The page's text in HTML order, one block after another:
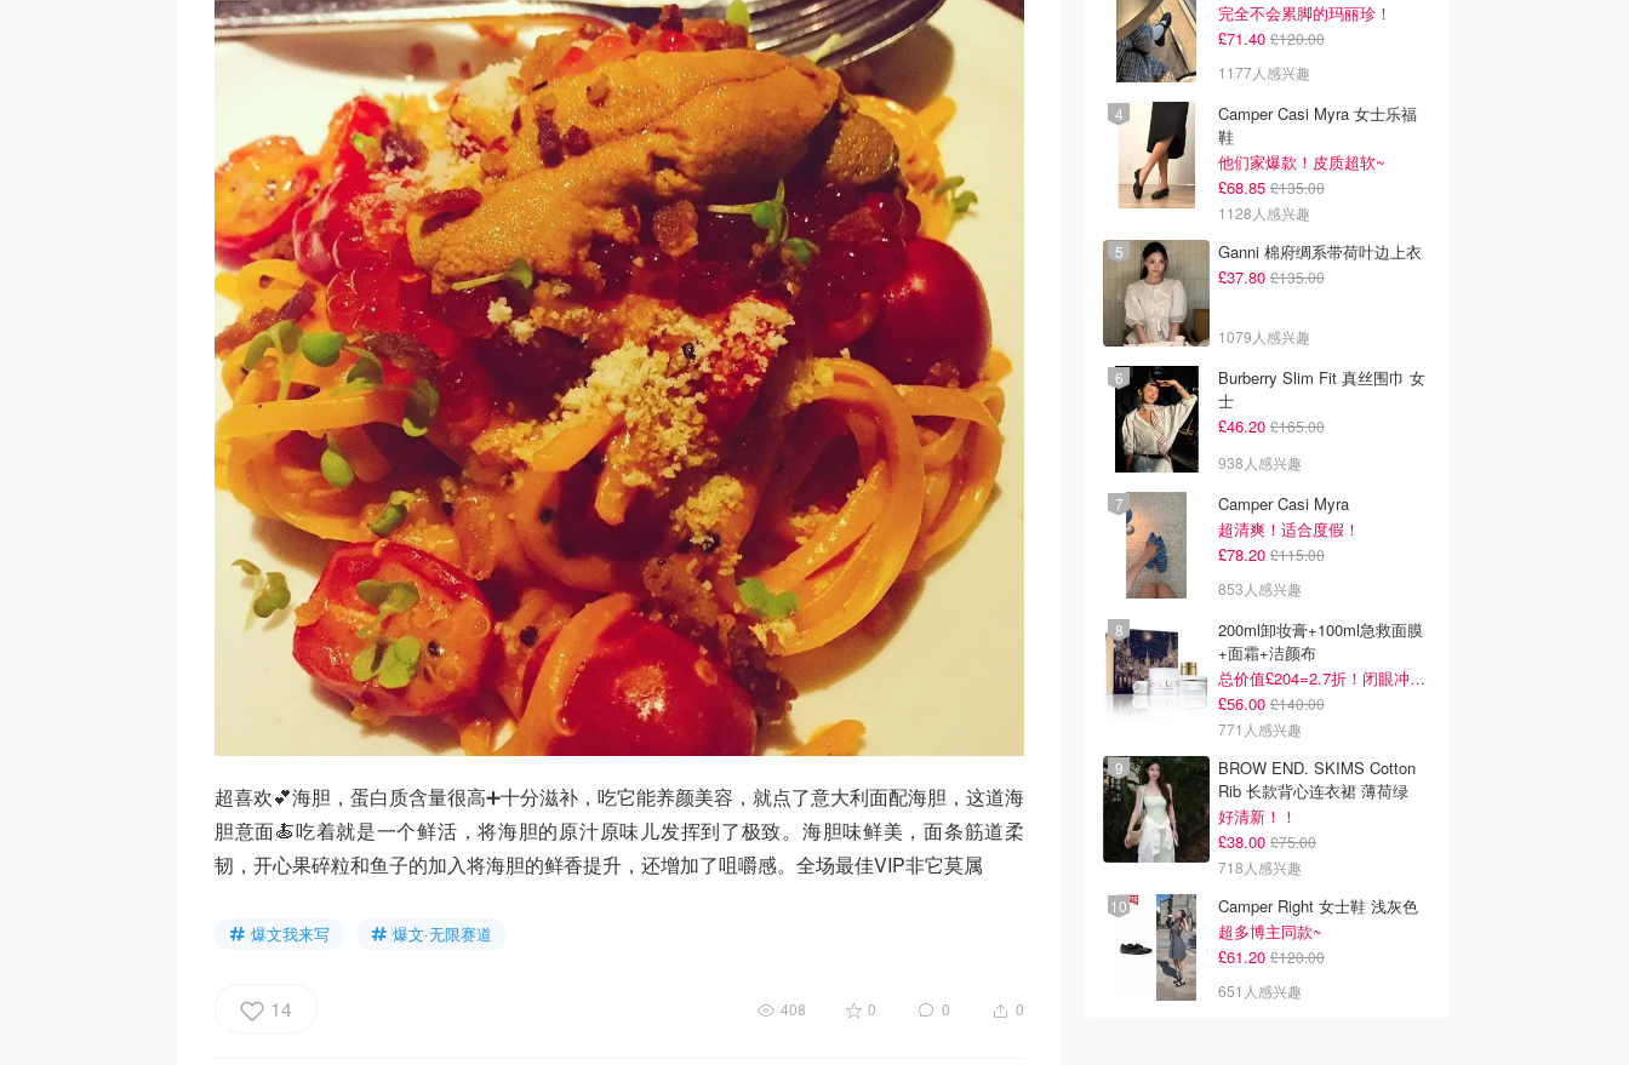
超喜欢💕海胆，蛋白质含量很高➕十分滋补，吃它能养颜美容，就点了意大利面配海胆，这道海
胆意面🍝吃着就是一个鲜活，将海胆的原汁原味儿发挥到了极致。海胆味鲜美，面条筋道柔
韧，开心果碎粒和鱼子的加入将海胆的鲜香提升，还增加了咀嚼感。全场最佳VIP非它莫属
爆文我来写 爆文·无限赛道
14 408 0 0 0
完全不会累脚的玛丽珍！
£71.40 £120.00
1177人感兴趣
Camper Casi Myra 女士乐福
鞋
他们家爆款！皮质超软~
£68.85 £135.00
1128人感兴趣
Ganni 棉府绸系带荷叶边上衣
£37.80 £135.00
1079人感兴趣
Burberry Slim Fit 真丝围巾 女
士
£46.20 £165.00
938人感兴趣
Camper Casi Myra
超清爽！适合度假！
£78.20 £115.00
853人感兴趣
200ml卸妆膏+100ml急救面膜
+面霜+洁颜布
总价值£204=2.7折！闭眼冲这套！
£56.00 £140.00
771人感兴趣
BROW END. SKIMS Cotton
Rib 长款背心连衣裙 薄荷绿
好清新！！
£38.00 £75.00
718人感兴趣
Camper Right 女士鞋 浅灰色
超多博主同款~
£61.20 £120.00
651人感兴趣